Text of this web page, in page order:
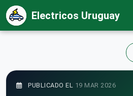
Electricos Uruguay
PUBLICADO EL 19 MAR 2026